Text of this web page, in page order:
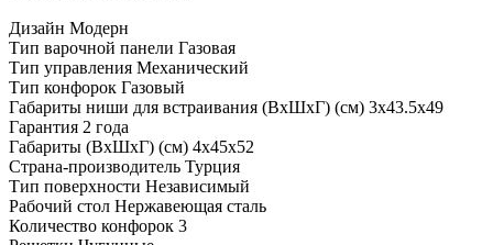
Дизайн Модерн
Тип варочной панели Газовая
Тип управления Механический
Тип конфорок Газовый
Габариты ниши для встраивания (ВхШхГ) (см) 3х43.5х49
Гарантия 2 года
Габариты (ВхШхГ) (см) 4х45x52
Страна-производитель Турция
Тип поверхности Независимый
Рабочий стол Нержавеющая сталь
Количество конфорок 3